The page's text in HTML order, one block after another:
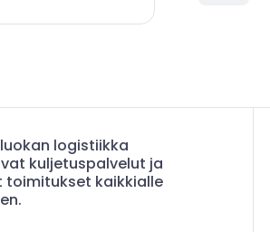
logistiikka
kuljetuspalvelut ja
toimitukset kaikkialle